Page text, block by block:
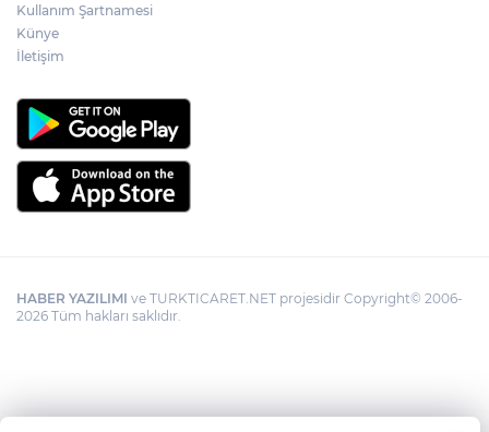
Kullanım Şartnamesi
Künye
İletişim
HABER YAZILIMI ve TURKTICARET.NET projesidir Copyright© 2006-
2026 Tüm hakları saklıdır.